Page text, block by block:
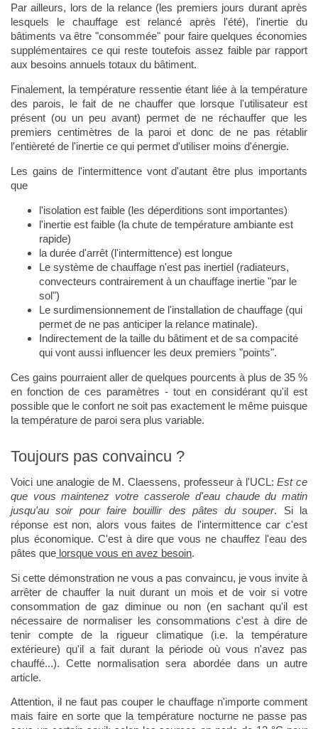
Par ailleurs, lors de la relance (les premiers jours durant après
lesquels le chauffage est relancé après l'été), l'inertie du
bâtiments va être "consommée" pour faire quelques économies
supplémentaires ce qui reste toutefois assez faible par rapport
aux besoins annuels totaux du bâtiment.
Finalement, la température ressentie étant liée à la température
des parois, le fait de ne chauffer que lorsque l'utilisateur est
présent (ou un peu avant) permet de ne réchauffer que les
premiers centimètres de la paroi et donc de ne pas rétablir
l'entièreté de l'inertie ce qui permet d'utiliser moins d'énergie.
Les gains de l'intermittence vont d'autant être plus importants
que
l'isolation est faible (les déperditions sont importantes)
l'inertie est faible (la chute de température ambiante est
rapide)
la durée d'arrêt (l'intermittence) est longue
Le système de chauffage n'est pas inertiel (radiateurs,
convecteurs contrairement à un chauffage inertie "par le
sol")
Le surdimensionnement de l'installation de chauffage (qui
permet de ne pas anticiper la relance matinale).
Indirectement de la taille du bâtiment et de sa compacité
qui vont aussi influencer les deux premiers "points".
Ces gains pourraient aller de quelques pourcents à plus de 35 %
en fonction de ces paramètres - tout en considérant qu'il est
possible que le confort ne soit pas exactement le même puisque
la température de paroi sera plus variable.
Toujours pas convaincu ?
Voici une analogie de M. Claessens, professeur à l'UCL:Est ce
que vous maintenez votre casserole d'eau chaude du matin
jusqu'au soir pour faire bouillir des pâtes du souper. Si la
réponse est non, alors vous faites de l'intermittence car c'est
plus économique. C'est à dire que vous ne chauffez l'eau des
pâtes quelorsque vous en avez besoin.
Si cette démonstration ne vous a pas convaincu, je vous invite à
arrêter de chauffer la nuit durant un mois et de voir si votre
consommation de gaz diminue ou non (en sachant qu'il est
nécessaire de normaliser les consommations c'est à dire de
tenir compte de la rigueur climatique (i.e. la température
extérieure) qu'il a fait durant la période où vous n'avez pas
chauffé...). Cette normalisation sera abordée dans un autre
article.
Attention, il ne faut pas couper le chauffage n'importe comment
mais faire en sorte que la température nocturne ne passe pas